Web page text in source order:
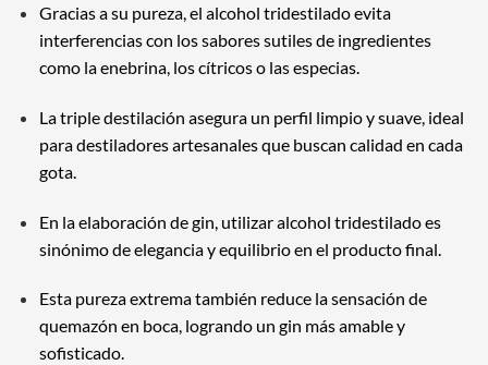
Gracias a su pureza, el alcohol tridestilado evita
interferencias con los sabores sutiles de ingredientes
como la enebrina, los cítricos o las especias.
La triple destilación asegura un perfil limpio y suave, ideal
para destiladores artesanales que buscan calidad en cada
gota.
En la elaboración de gin, utilizar alcohol tridestilado es
sinónimo de elegancia y equilibrio en el producto final.
Esta pureza extrema también reduce la sensación de
quemazón en boca, logrando un gin más amable y
sofisticado.